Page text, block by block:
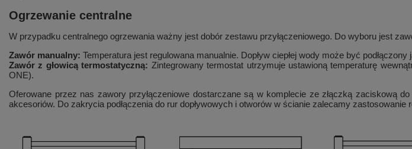
Ogrzewanie centralne
W przypadku centralnego ogrzewania ważny jest dobór zestawu przyłączeniowego. Do wyboru jest
Zawór manualny: Temperatura jest regulowana manualnie. Dopływ ciepłej wody może być
Zawór z głowicą termostatyczną: Zintegrowany termostat utrzymuje ustawioną temperaturę
ONE).
Oferowane przez nas zawory przyłączeniowe dostarczane są w komplecie ze złączką
akcesoriów. Do zakrycia podłączenia do rur dopływowych i otworów w ścianie zalecamy zastosowanie